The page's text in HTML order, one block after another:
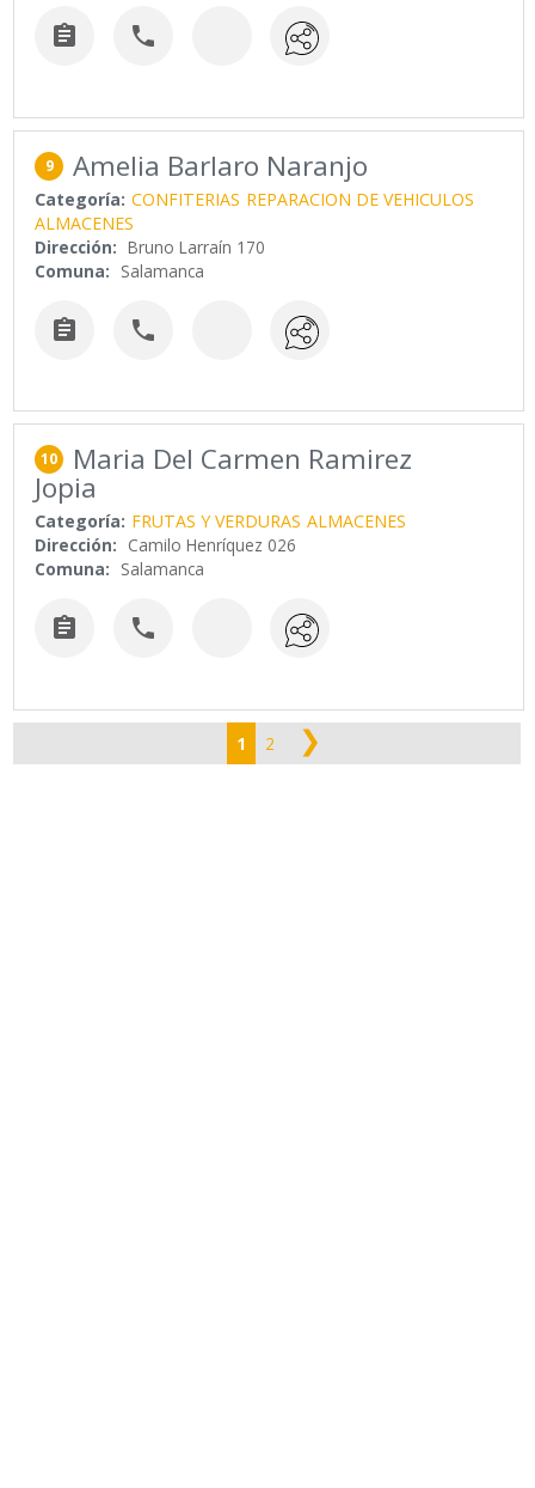
 
9 Amelia Barlaro Naranjo
Categoría: CONFITERIAS REPARACION DE VEHICULOS
ALMACENES
Dirección: Bruno Larraín 170
Comuna: Salamanca
 
10 Maria Del Carmen Ramirez
Jopia
Categoría: FRUTAS Y VERDURAS ALMACENES
Dirección: Camilo Henríquez 026
Comuna: Salamanca
 
1 2 ❯